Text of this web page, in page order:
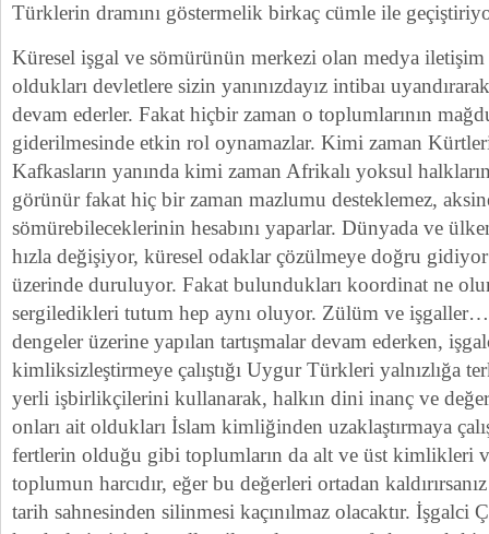
Türklerin dramını göstermelik birkaç cümle ile
Küresel işgal ve sömürünün merkezi olan medya iletişim
oldukları devletlere sizin yanınızdayız intibaı
devam ederler. Fakat hiçbir zaman o toplumlarının
giderilmesinde etkin rol oynamazlar. Kimi zaman
Kafkasların yanında kimi zaman Afrikalı yoksul
görünür fakat hiç bir zaman mazlumu desteklemez,
sömürebileceklerinin hesabını yaparlar. Dünyada ve
hızla değişiyor, küresel odaklar çözülmeye doğru
üzerinde duruluyor. Fakat bulundukları koordinat ne
sergiledikleri tutum hep aynı oluyor. Zülüm ve işgaller…
dengeler üzerine yapılan tartışmalar devam ederken,
kimliksizleştirmeye çalıştığı Uygur Türkleri yalnızlığa
yerli işbirlikçilerini kullanarak, halkın dini inanç ve
onları ait oldukları İslam kimliğinden uzaklaştırmaya
fertlerin olduğu gibi toplumların da alt ve üst kimlikleri
toplumun harcıdır, eğer bu değerleri ortadan
tarih sahnesinden silinmesi kaçınılmaz olacaktır.